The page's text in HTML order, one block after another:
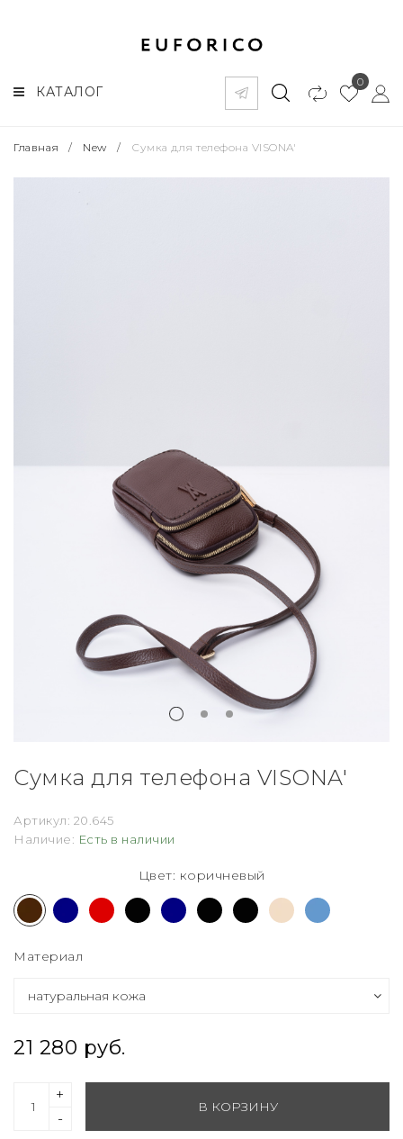
КАТАЛОГ
0
Главная / New / Сумка для телефона VISONA'
Сумка для телефона VISONA'
Артикул: 20.645
Наличие: Есть в наличии
Цвет: коричневый
Материал
21 280 руб.
-
+
В КОРЗИНУ